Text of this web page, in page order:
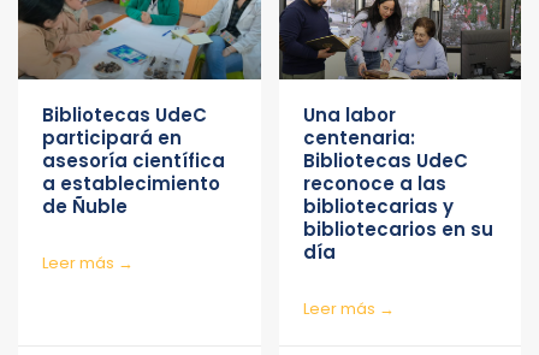
Bibliotecas UdeC
participará en
asesoría científica
a establecimiento
de Ñuble
Leer más →
Una labor
centenaria:
Bibliotecas UdeC
reconoce a las
bibliotecarias y
bibliotecarios en su
día
Leer más →